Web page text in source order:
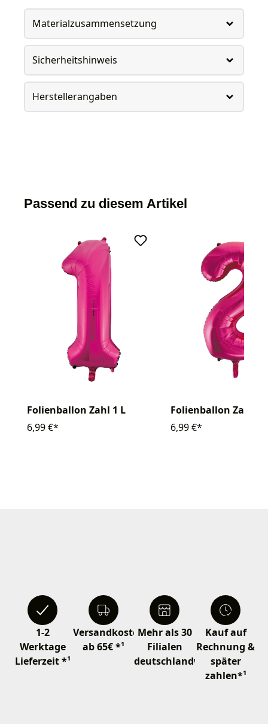
Materialzusammensetzung
Sicherheitshinweis
Herstellerangaben
Passend zu diesem Artikel
Folienballon Zahl 1 L
6,99 €*
Folienballon Zahl 2
6,99 €*
1-2
Werktage
Lieferzeit *¹
Versandkostenfrei
ab 65€ *¹
Mehr als 30
Filialen
deutschlandweit
Kauf auf
Rechnung &
später
zahlen*¹